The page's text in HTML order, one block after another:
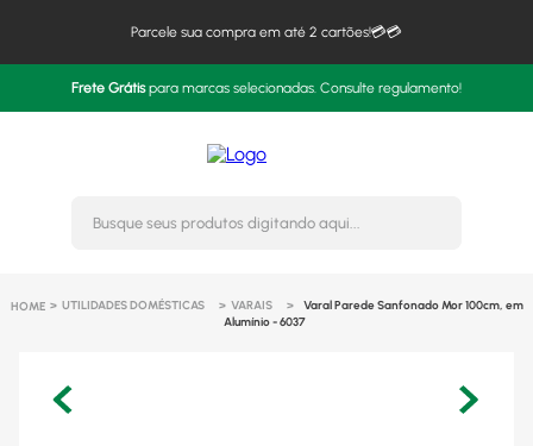
Parcele sua compra em até 2 cartões!💳💳
Frete Grátispara marcas selecionadas. Consulte regulamento!
Busque seus produtos
UTILIDADES DOMÉSTICAS VARAIS
Varal Parede Sanfonado Mor 100cm, em
Alumínio - 6037